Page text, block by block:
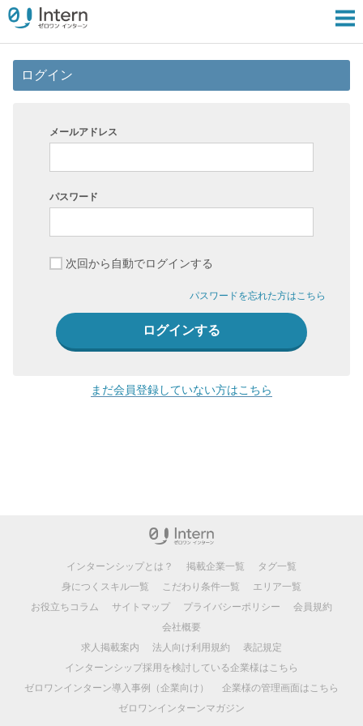
ログイン
メールアドレス
パスワード
次回から自動でログインする
パスワードを忘れた方はこちら
まだ会員登録していない方はこちら
インターンシップとは？ 掲載企業一覧
タグ一覧
身につくスキル一覧
こだわり条件一覧
エリア一覧
お役立ちコラム
サイトマップ プライバシーポリシー
会員規約
会社概要
求人掲載案内
法人向け利用規約
表記規定
インターンシップ採用を検討している企業様はこちら
ゼロワンインターン導入事例（企業向け）
企業様の管理画面はこちら
ゼロワンインターンマガジン